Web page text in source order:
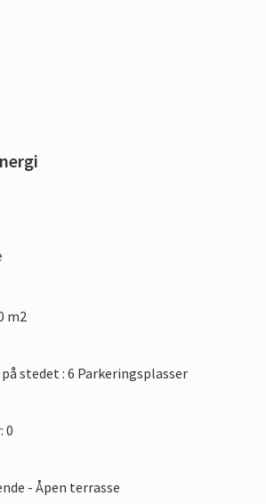
m2
stedet : 6 Parkeringsplasser
0
- Åpen terrasse